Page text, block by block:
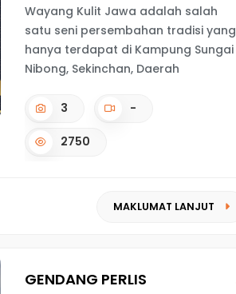
Wayang Kulit Jawa adalah salah
satu seni persembahan tradisi yang
hanya terdapat di Kampung Sungai
Nibong, Sekinchan, Daerah
3 -
2750
MAKLUMAT LANJUT
GENDANG PERLIS